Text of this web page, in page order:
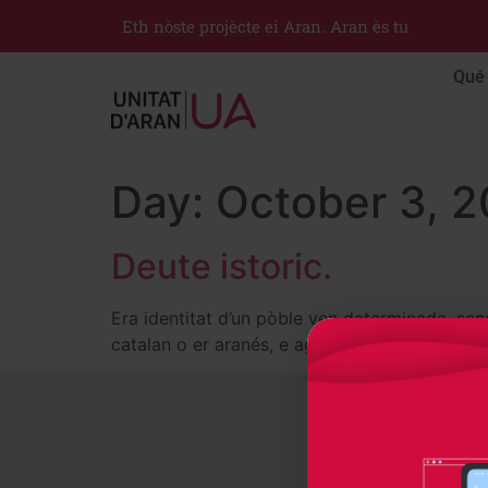
Eth nòste projècte ei Aran. Aran ès tu
Day: October 3,
Deute istoric.
Era identitat d’un pòble ven determinada,
catalan o er aranés, e aguestes son es